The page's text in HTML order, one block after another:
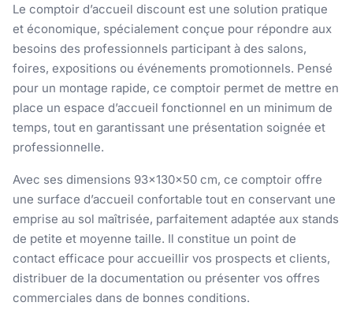
Le comptoir d’accueil discount est une solution pratique
et économique, spécialement conçue pour répondre aux
besoins des professionnels participant à des salons,
foires, expositions ou événements promotionnels. Pensé
pour un montage rapide, ce comptoir permet de mettre en
place un espace d’accueil fonctionnel en un minimum de
temps, tout en garantissant une présentation soignée et
professionnelle.
Avec ses dimensions 93×130×50 cm, ce comptoir offre
une surface d’accueil confortable tout en conservant une
emprise au sol maîtrisée, parfaitement adaptée aux stands
de petite et moyenne taille. Il constitue un point de
contact efficace pour accueillir vos prospects et clients,
distribuer de la documentation ou présenter vos offres
commerciales dans de bonnes conditions.